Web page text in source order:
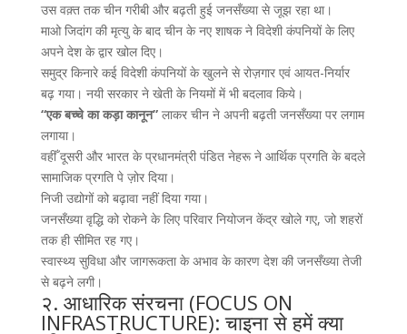
उस वक़्त तक चीन गरीबी और बढ़ती हुई जनसँख्या से जूझ रहा था।
माओ जिदांग की मृत्यु के बाद चीन के नए शाषक ने विदेशी कंपनियों के लिए
अपने देश के द्वार खोल दिए।
समुद्र किनारे कई विदेशी कंपनियों के खुलने से रोज़गार एवं आयत-निर्यार
बढ़ गया। नयी सरकार ने खेती के नियमों में भी बदलाव किये।
“एक बच्चे का कड़ा कानून”लाकर चीन ने अपनी बढ़ती जनसँख्या पर लगाम
लगाया।
वहीँ दूसरी और भारत के प्रधानमंत्री पंडित नेहरू ने आर्थिक प्रगति के बदले
सामाजिक प्रगति पे ज़ोर दिया।
निजी उद्योगों को बढ़ावा नहीं दिया गया।
जनसँख्या वृद्धि को रोकने के लिए परिवार नियोजन केंद्र खोले गए, जो शहरों
तक ही सीमित रह गए।
स्वास्थ्य सुविधा और जागरूकता के अभाव के कारण देश की जनसँख्या तेजी
से बढ़ने लगी।
२. आधारिक संरचना (FOCUS ON
INFRASTRUCTURE): चाइना से हमें क्या